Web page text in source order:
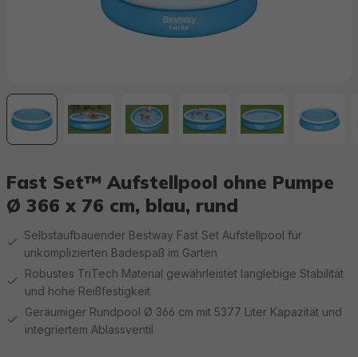
Fast Set™ Aufstellpool ohne Pumpe
Ø 366 x 76 cm, blau, rund
Selbstaufbauender Bestway Fast Set Aufstellpool für
unkomplizierten Badespaß im Garten
Robustes TriTech Material gewährleistet langlebige Stabilität
und hohe Reißfestigkeit
Geräumiger Rundpool Ø 366 cm mit 5377 Liter Kapazität und
integriertem Ablassventil